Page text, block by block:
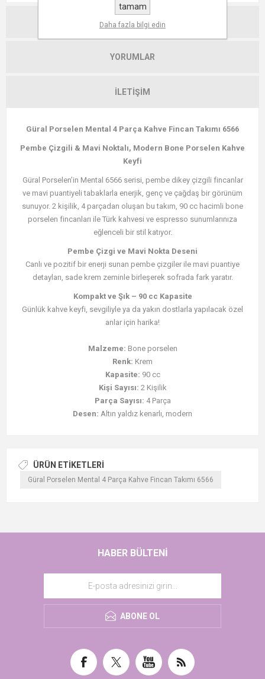
TEKNIK ÖZELLIKLER
YORUMLAR
İLETIŞIM
Güral Porselen Mental 4 Parça Kahve Fincan Takımı 6566
Pembe Çizgili & Mavi Noktalı, Modern Bone Porselen Kahve
Keyfi
Güral Porselen’in Mental 6566 serisi, pembe dikey çizgili fincanlar
ve mavi puantiyeli tabaklarla enerjik, genç ve çağdaş bir görünüm
sunuyor. 2 kişilik, 4 parçadan oluşan bu takım, 90 cc hacimli bone
porselen fincanları ile Türk kahvesi ve espresso sunumlarınıza
eğlenceli bir stil katıyor.
Pembe Çizgi ve Mavi Nokta Deseni
Canlı ve pozitif bir enerji sunan pembe çizgiler ile mavi puantiye
detayları, sade krem zeminle birleşerek sofrada fark yaratır.
Kompakt ve Şık – 90 cc Kapasite
Günlük kahve keyfi, sevgiliyle ya da yakın dostlarla yapılacak özel
anlar için harika!
Malzeme: Bone porselen
Renk: Krem
Kapasite: 90 cc
Kişi Sayısı: 2 Kişilik
Parça Sayısı: 4 Parça
Desen: Altın yaldız kenarlı, modern
ÜRÜN ETIKETLERI
Güral Porselen Mental 4 Parça Kahve Fincan Takımı 6566
HABER BÜLTENI
ABONE OL
tamam
Daha fazla bilgi edin